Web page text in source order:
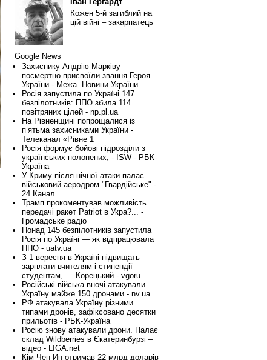
Кожен 5-й загиблий на
цій війні – закарпатець
Google News
Захиснику Андрію Марківу
посмертно присвоїли звання Героя
України - Межа. Новини України.
Росія запустила по Україні 147
безпілотників: ППО збила 114
повітряних цілей - np.pl.ua
На Рівненщині попрощалися із
п’ятьма захисниками України -
Телеканал «Рівне 1
Росія формує бойові підрозділи з
українських полонених, - ISW - РБК-
Україна
У Криму після нічної атаки палає
військовий аеродром "Гвардійське" -
24 Канал
Трамп прокоментував можливість
передачі ракет Patriot в Укра?... -
Громадське радіо
Понад 145 безпілотників запустила
Росія по Україні — як відпрацювала
ППО - uatv.ua
З 1 вересня в Україні підвищать
зарплати вчителям і стипендії
студентам, — Корецький - vgoru.
Російські війська вночі атакували
Україну майже 150 дронами - nv.ua
РФ атакувала Україну різними
типами дронів, зафіксовано десятки
прильотів - РБК-Україна
Росію знову атакували дрони. Палає
склад Wildberries в Єкатеринбурзі –
відео - LIGA.net
Кім Чен Ин отримав 22 млрд доларів